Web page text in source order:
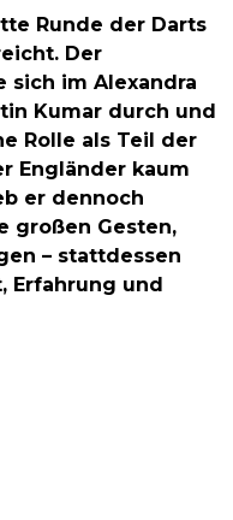
Runde der Darts
Der
im Alexandra
Kumar durch und
Rolle als Teil der
Engländer kaum
er dennoch
großen Gesten,
– stattdessen
Erfahrung und